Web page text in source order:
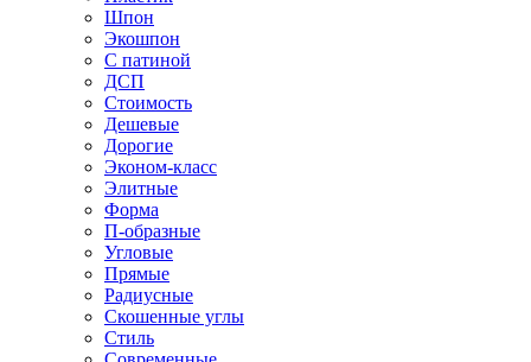
Шпон
Экошпон
С патиной
ДСП
Стоимость
Дешевые
Дорогие
Эконом-класс
Элитные
Форма
П-образные
Угловые
Прямые
Радиусные
Скошенные углы
Стиль